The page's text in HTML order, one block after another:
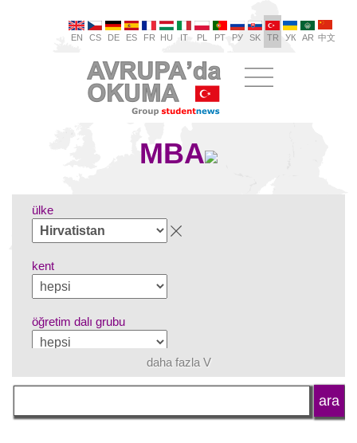
EN CS DE ES FR HU IT PL PT РУ SK TR УК AR 中文
MBA
ülke
kent
öğretim dalı grubu
dil
daha fazla V